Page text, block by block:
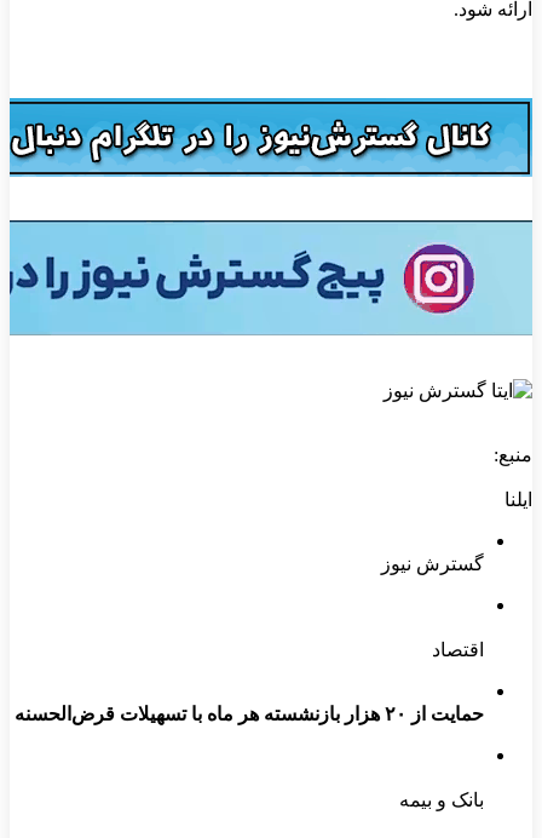
ارائه شود.
منبع:
ایلنا
گسترش نیوز
اقتصاد
حمایت از ۲۰ هزار بازنشسته هر ماه با تسهیلات قرض‌الحسنه
بانک و بیمه